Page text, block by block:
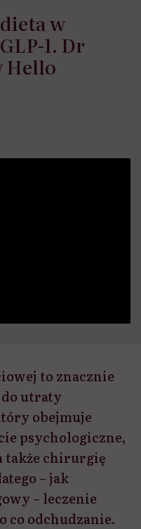
w
1. Dr
Hello
to znacznie
utraty
obejmuje
psychologiczne,
także chirurgię
– jak
– leczenie
co odchudzanie.